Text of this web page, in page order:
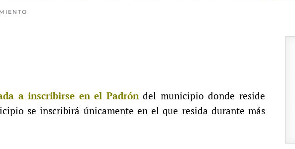
a inscribirse en el Padróndel municipio donde reside
se inscribirá únicamente en el que resida durante más